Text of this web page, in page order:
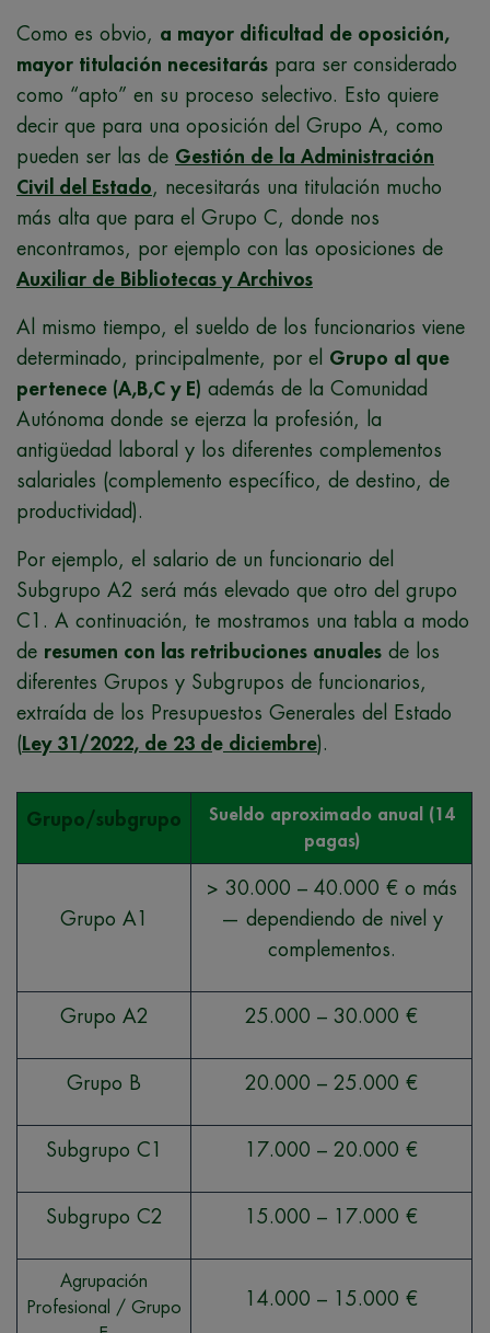
Como es obvio, a mayor dificultad de oposición,
mayor titulación necesitarás para ser considerado
como “apto” en su proceso selectivo. Esto quiere
decir que para una oposición del Grupo A, como
pueden ser las de Gestión de la Administración
Civil del Estado, necesitarás una titulación mucho
más alta que para el Grupo C, donde nos
encontramos, por ejemplo con las oposiciones de
Auxiliar de Bibliotecas y Archivos
Al mismo tiempo, el sueldo de los funcionarios viene
determinado, principalmente, por el Grupo al que
pertenece (A,B,C y E) además de la Comunidad
Autónoma donde se ejerza la profesión, la
antigüedad laboral y los diferentes complementos
salariales (complemento específico, de destino, de
productividad).
Por ejemplo, el salario de un funcionario del
Subgrupo A2 será más elevado que otro del grupo
C1. A continuación, te mostramos una tabla a modo
de resumen con las retribuciones anuales de los
diferentes Grupos y Subgrupos de funcionarios,
extraída de los Presupuestos Generales del Estado
( Ley 31/2022, de 23 d e diciembre).
Grupo/subgrupo
Sueldo aproximado anual (14
pagas)
Grupo A1
> 30.000 – 40.000 € o más
— dependiendo de nivel y
complementos.
Grupo A2 25.000 – 30.000 €
Grupo B 20.000 – 25.000 €
Subgrupo C1 17.000 – 20.000 €
Subgrupo C2 15.000 – 17.000 €
Agrupación
Profesional / Grupo
14.000 – 15.000 €